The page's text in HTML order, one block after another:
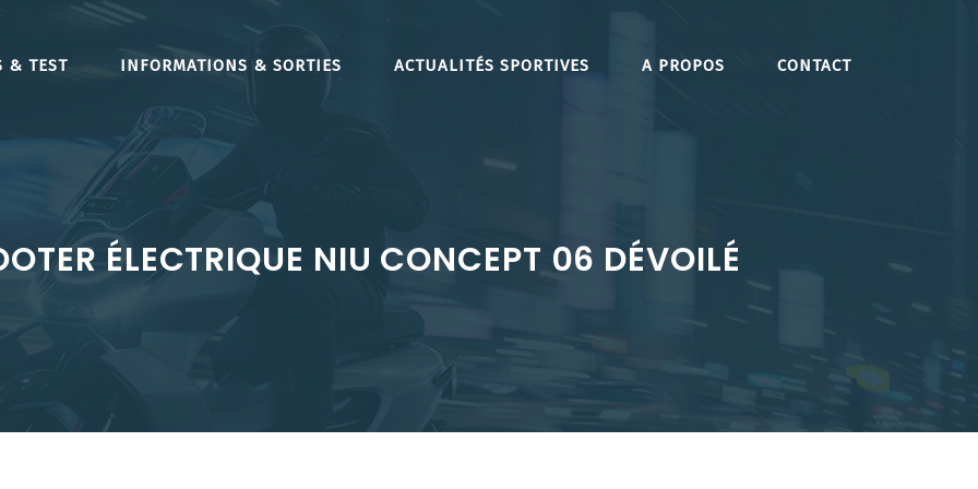
& TEST INFORMATIONS & SORTIES ACTUALITÉS SPORTIVES A PROPOS CONTACT
ÉLECTRIQUE NIU CONCEPT 06 DÉVOILÉ